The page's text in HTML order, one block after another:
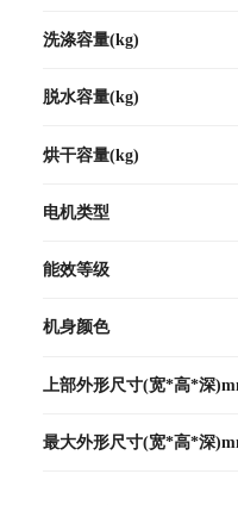
洗涤容量(kg)
脱水容量(kg)
烘干容量(kg)
电机类型
能效等级
机身颜色
上部外形尺寸(宽*高*深
最大外形尺寸(宽*高*深